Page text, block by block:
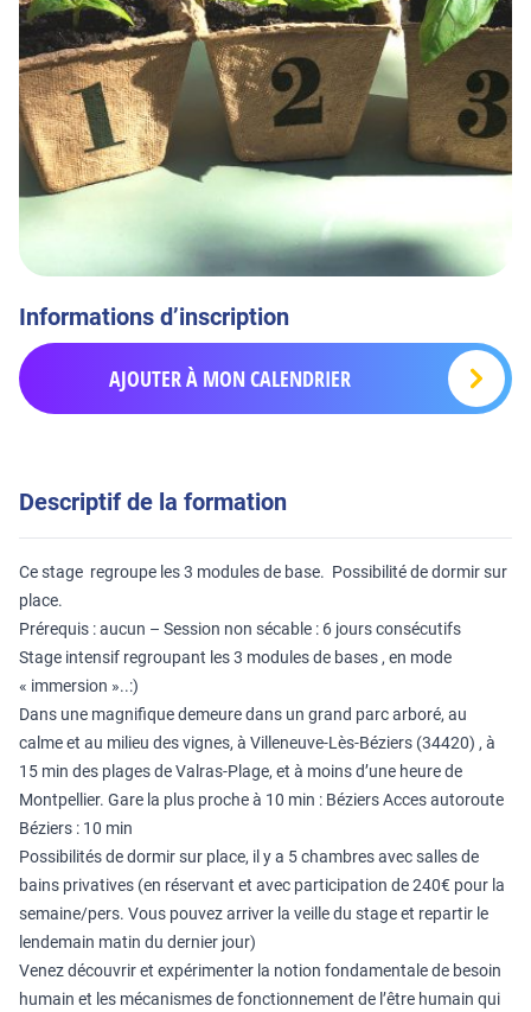
Informations d’inscription
AJOUTER À MON CALENDRIER
Descriptif de la formation
Ce stage regroupe les 3 modules de base. Possibilité de dormir sur
place.
Prérequis : aucun – Session non sécable : 6 jours consécutifs
Stage intensif regroupant les 3 modules de bases , en mode
« immersion »..:)
Dans une magnifique demeure dans un grand parc arboré, au
calme et au milieu des vignes, à Villeneuve-Lès-Béziers (34420) , à
15 min des plages de Valras-Plage, et à moins d’une heure de
Montpellier. Gare la plus proche à 10 min : Béziers Acces autoroute
Béziers : 10 min
Possibilités de dormir sur place, il y a 5 chambres avec salles de
bains privatives (en réservant et avec participation de 240€ pour la
semaine/pers. Vous pouvez arriver la veille du stage et repartir le
lendemain matin du dernier jour)
Venez découvrir et expérimenter la notion fondamentale de besoin
humain et les mécanismes de fonctionnement de l’être humain qui